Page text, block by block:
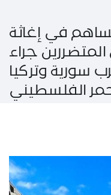
في إغاثة
المتضررين جراء
سورية وتركيا
الفلسطيني